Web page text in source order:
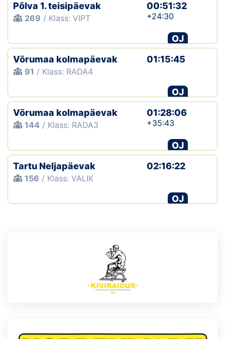
Põlva 1. teisipäevak
269 / Klass: VIPT
00:51:32
+24:30
OJ
Võrumaa kolmapäevak
91 / Klass: RADA4
01:15:45
OJ
Võrumaa kolmapäevak
144 / Klass: RADA3
01:28:06
+35:43
OJ
Tartu Neljapäevak
156 / Klass: VALIK
02:16:22
OJ